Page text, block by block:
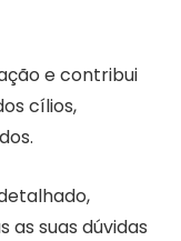
e contribui
cílios,
suas dúvidas